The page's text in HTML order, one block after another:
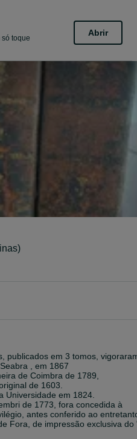
toque
Abrir
publicados em 3 tomos,
, em 1867
de Coimbra de 1789,
de 1603.
Universidade em 1824.
de 1773, fora concedida à
antes conferido ao
Fora, de impressão exclusiva do